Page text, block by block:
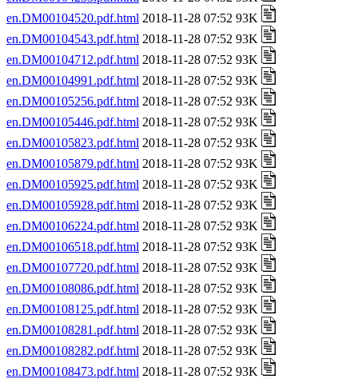
en.DM00104520.pdf.html 2018-11-28 07:52 93K
en.DM00104543.pdf.html 2018-11-28 07:52 93K
en.DM00104712.pdf.html 2018-11-28 07:52 93K
en.DM00104991.pdf.html 2018-11-28 07:52 93K
en.DM00105256.pdf.html 2018-11-28 07:52 93K
en.DM00105446.pdf.html 2018-11-28 07:52 93K
en.DM00105823.pdf.html 2018-11-28 07:52 93K
en.DM00105879.pdf.html 2018-11-28 07:52 93K
en.DM00105925.pdf.html 2018-11-28 07:52 93K
en.DM00105928.pdf.html 2018-11-28 07:52 93K
en.DM00106224.pdf.html 2018-11-28 07:52 93K
en.DM00106518.pdf.html 2018-11-28 07:52 93K
en.DM00107720.pdf.html 2018-11-28 07:52 93K
en.DM00108086.pdf.html 2018-11-28 07:52 93K
en.DM00108125.pdf.html 2018-11-28 07:52 93K
en.DM00108281.pdf.html 2018-11-28 07:52 93K
en.DM00108282.pdf.html 2018-11-28 07:52 93K
en.DM00108473.pdf.html 2018-11-28 07:52 93K